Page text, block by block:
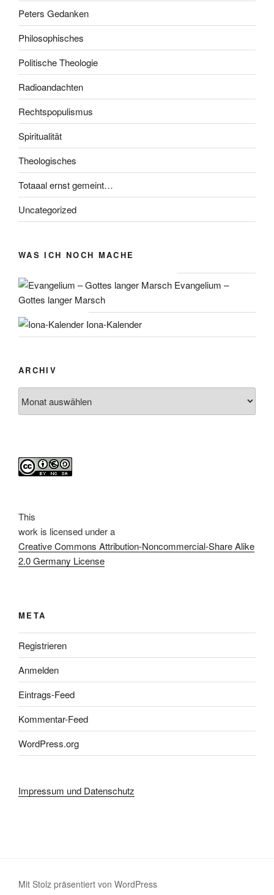
Peters Gedanken
Philosophisches
Politische Theologie
Radioandachten
Rechtspopulismus
Spiritualität
Theologisches
Totaaal ernst gemeint…
Uncategorized
WAS ICH NOCH MACHE
Evangelium –
Gottes langer Marsch
Iona-Kalender
ARCHIV
This
work is licensed under a
Creative Commons Attribution-Noncommercial-Share Alike
2.0 Germany License
META
Registrieren
Anmelden
Eintrags-Feed
Kommentar-Feed
WordPress.org
Impressum und Datenschutz
Mit Stolz präsentiert von WordPress